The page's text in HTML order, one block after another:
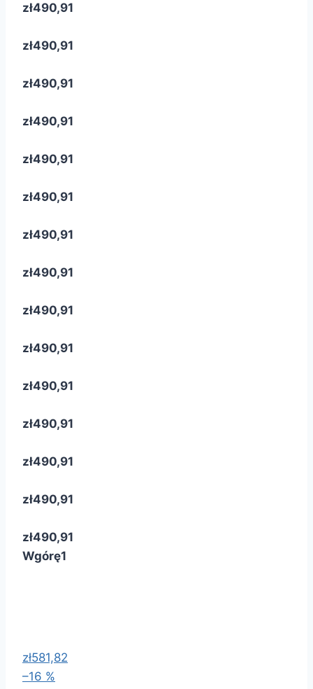
zł490,91
zł490,91
zł490,91
zł490,91
zł490,91
zł490,91
zł490,91
zł490,91
zł490,91
zł490,91
zł490,91
zł490,91
zł490,91
zł490,91
zł490,91
Wgórę1
zł581,82
–16 %